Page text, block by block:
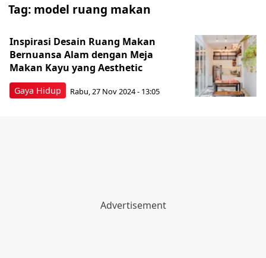
Tag: model ruang makan
Gaya Hidup
Inspirasi Desain Ruang Makan
Bernuansa Alam dengan Meja
Makan Kayu yang Aesthetic
Rabu, 27 Nov 2024 - 13:05